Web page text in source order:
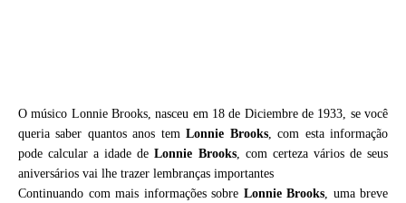
O músico Lonnie Brooks, nasceu em 18 de Diciembre de 1933, se você
queria saber quantos anos temLonnie Brooks, com esta informação
pode calcular a idade deLonnie Brooks, com certeza vários de seus
aniversários vai lhe trazer lembranças importantes
Continuando com mais informações sobre Lonnie Brooks, uma breve